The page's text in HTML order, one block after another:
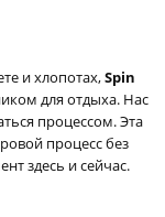
и хлопотах,Spin
для отдыха. Нас
процессом. Эта
процесс без
здесь и сейчас.